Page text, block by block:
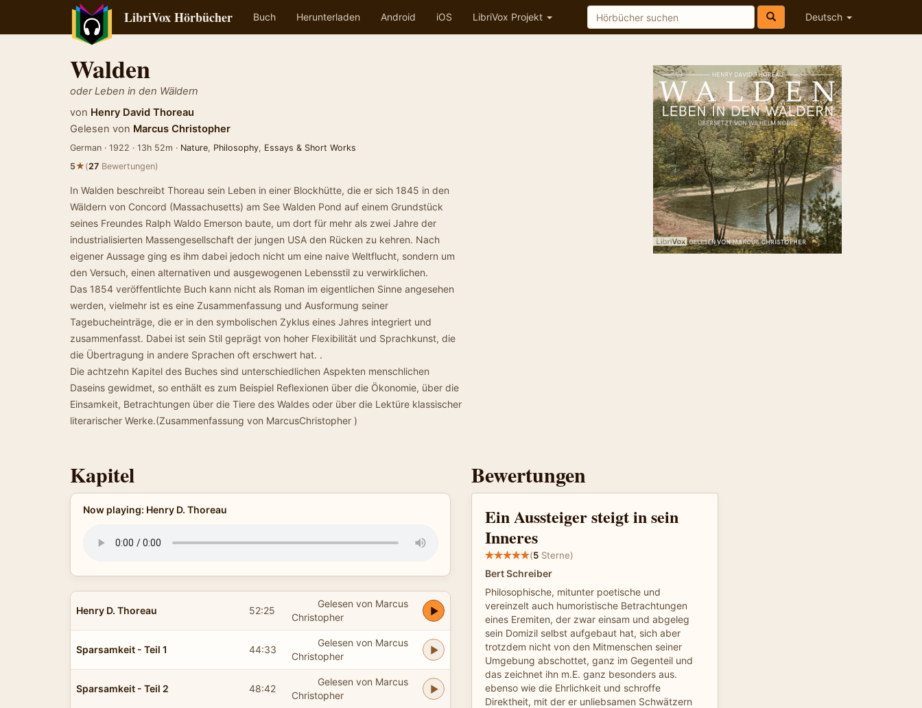
LibriVox Hörbücher Buch Herunterladen Android iOS LibriVox Projekt Deutsch
Walden
oder Leben in den Wäldern
von Henry David Thoreau
Gelesen von Marcus Christopher
German · 1922 · 13h 52m · Nature, Philosophy, Essays & Short Works
5★(27 Bewertungen)
In Walden beschreibt Thoreau sein Leben in einer Blockhütte, die er sich 1845 in den
Wäldern von Concord (Massachusetts) am See Walden Pond auf einem Grundstück
seines Freundes Ralph Waldo Emerson baute, um dort für mehr als zwei Jahre der
industrialisierten Massengesellschaft der jungen USA den Rücken zu kehren. Nach
eigener Aussage ging es ihm dabei jedoch nicht um eine naive Weltflucht, sondern um
den Versuch, einen alternativen und ausgewogenen Lebensstil zu verwirklichen.
Das 1854 veröffentlichte Buch kann nicht als Roman im eigentlichen Sinne angesehen
werden, vielmehr ist es eine Zusammenfassung und Ausformung seiner
Tagebucheinträge, die er in den symbolischen Zyklus eines Jahres integriert und
zusammenfasst. Dabei ist sein Stil geprägt von hoher Flexibilität und Sprachkunst, die
die Übertragung in andere Sprachen oft erschwert hat. .
Die achtzehn Kapitel des Buches sind unterschiedlichen Aspekten menschlichen
Daseins gewidmet, so enthält es zum Beispiel Reflexionen über die Ökonomie, über die
Einsamkeit, Betrachtungen über die Tiere des Waldes oder über die Lektüre klassischer
literarischer Werke.(Zusammenfassung von MarcusChristopher )
Kapitel
Now playing: Henry D. Thoreau
Henry D. Thoreau 52:25
Gelesen von Marcus
Christopher
Sparsamkeit - Teil 1 44:33
Gelesen von Marcus
Christopher
Sparsamkeit - Teil 2 48:42
Gelesen von Marcus
Christopher
Bewertungen
Ein Aussteiger steigt in sein
Inneres
(5 Sterne)
Bert Schreiber
Philosophische, mitunter poetische und
vereinzelt auch humoristische Betrachtungen
eines Eremiten, der zwar einsam und abgeleg
sein Domizil selbst aufgebaut hat, sich aber
trotzdem nicht von den Mitmenschen seiner
Umgebung abschottet, ganz im Gegenteil und
das zeichnet ihn m.E. ganz besonders aus.
ebenso wie die Ehrlichkeit und schroffe
Direktheit, mit der er unliebsamen Schwätzern